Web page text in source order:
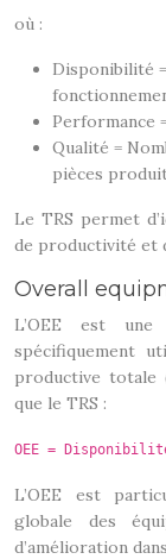
où :
Disponibilité
Performance
Qualité =
pièces
Le TRS permet
de productivité et
Overall
L’OEE est
spécifiquement
productive totale
que le TRS :
OEE =
L’OEE est
globale des
d’amélioration